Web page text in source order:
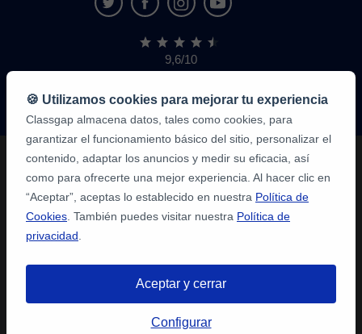
9,6/10
1,339,284
de
alumnos
🍪 Utilizamos cookies para mejorar tu experiencia
Classgap almacena datos, tales como cookies, para
garantizar el funcionamiento básico del sitio, personalizar el
contenido, adaptar los anuncios y medir su eficacia, así
como para ofrecerte una mejor experiencia. Al hacer clic en
“Aceptar”, aceptas lo establecido en nuestra Política de
Cookies . También puedes visitar nuestra Política de
privacidad
Aceptar y cerrar
Configurar